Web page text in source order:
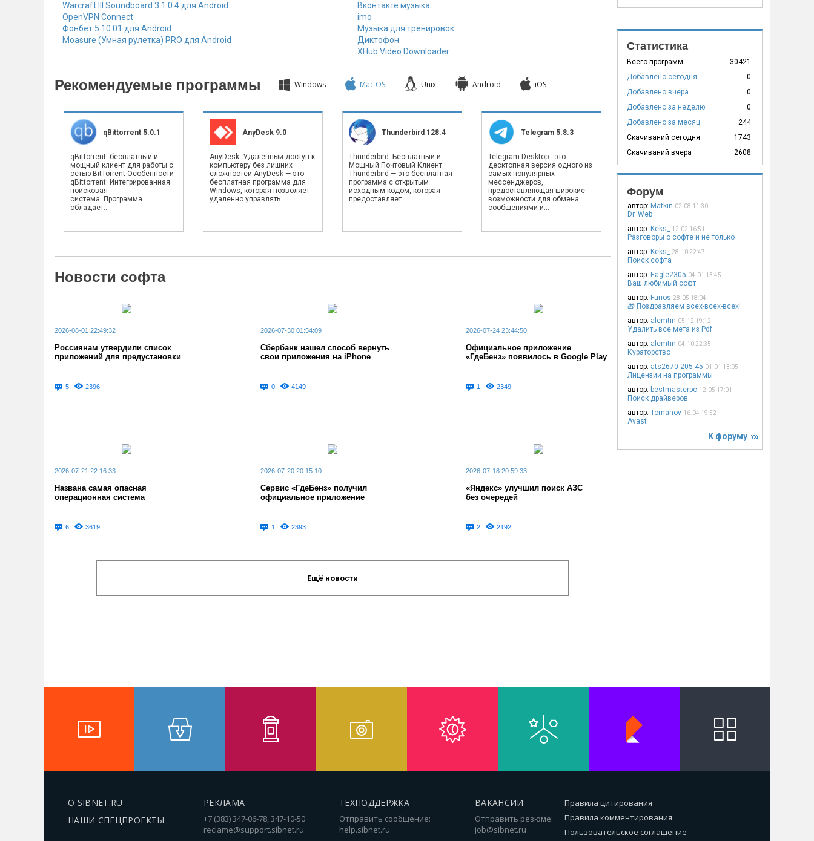
Warcraft III Soundboard 3 1.0.4 для Android
OpenVPN Connect
Фонбет 5.10.01 для Android
Moasure (Умная рулетка) PRO для Android
Вконтакте музыка
imo
Музыка для тренировок
Диктофон
XHub Video Downloader
Рекомендуемые программы Windows Mac OS Unix Android iOS
qBittorrent 5.0.1
qBittorrent: бесплатный и
мощный клиент для работы с
сетью BitTorrent Особенности
qBittorrent: Интегрированная
поисковая
система: Программа
обладает...
AnyDesk 9.0
AnyDesk: Удаленный доступ к
компьютеру без лишних
сложностей AnyDesk — это
бесплатная программа для
Windows, которая позволяет
удаленно управлять...
Thunderbird 128.4
Thunderbird: Бесплатный и
Мощный Почтовый Клиент
Thunderbird — это бесплатная
программа с открытым
исходным кодом, которая
предоставляет...
Telegram 5.8.3
Telegram Desktop - это
десктопная версия одного из
самых популярных
мессенджеров,
предоставляющая широкие
возможности для обмена
сообщениями и...
Новости софта
2026-08-01 22:49:32
Россиянам утвердили список
приложений для предустановки
5 2396
2026-07-30 01:54:09
Сбербанк нашел способ вернуть
свои приложения на iPhone
0 4149
2026-07-24 23:44:50
Официальное приложение
«ГдеБенз» появилось в Google Play
1 2349
2026-07-21 22:16:33
Названа самая опасная
операционная система
6 3619
2026-07-20 20:15:10
Сервис «ГдеБенз» получил
официальное приложение
1 2393
2026-07-18 20:59:33
«Яндекс» улучшил поиск АЗС
без очередей
2 2192
Ещё новости
Статистика
Всего программ
30421
Добавлено сегодня
0
Добавлено вчера
0
Добавлено за неделю
0
Добавлено за месяц
244
Скачиваний сегодня
1743
Скачиваний вчера
2608
Форум
автор: Matkin 02.08 11:30
Dr. Web
автор: Keks_ 12.02 16:51
Разговоры о софте и не только
автор: Keks_ 28.10 22:47
Поиск софта
автор: Eagle2305 04.01 13:45
Ваш любимый софт
автор: Furios 28.05 18:04
🎁 Поздравляем всех-всех-всех!
автор: alemtin 05.12 19:12
Удалить все мета из Pdf
автор: alemtin 04.10 22:35
Кураторство
автор: ats2670-205-45 01.01 13:05
Лицензии на программы
автор: bestmasterpc 12.05 17:01
Поиск драйверов
автор: Tomanov 16.04 19:52
Avast
К форуму
О SIBNET.RU
НАШИ СПЕЦПРОЕКТЫ
РЕКЛАМА
+7 (383) 347-06-78, 347-10-50
reclame@support.sibnet.ru
ТЕХПОДДЕРЖКА
Отправить сообщение:
help.sibnet.ru
ВАКАНСИИ
Отправить резюме:
job@sibnet.ru
Правила цитирования
Правила комментирования
Пользовательское соглашение